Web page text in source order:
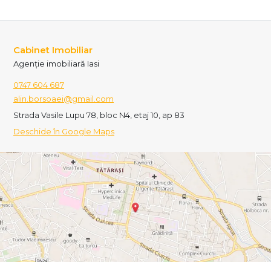
Cabinet Imobiliar
Agenție imobiliară Iasi
0747 604 687
alin.borsoaei@gmail.com
Strada Vasile Lupu 78, bloc N4, etaj 10, ap 83
Deschide în Google Maps